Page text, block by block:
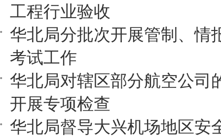
工程行业验收
华北局分批次开展管制、情
考试工作
华北局对辖区部分航空公司
开展专项检查
华北局督导大兴机场地区安